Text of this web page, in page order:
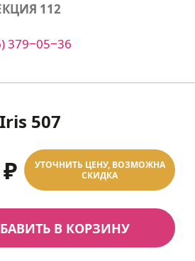
112
379‒05‒36
507
УТОЧНИТЬ ЦЕНУ, ВОЗМОЖНА
СКИДКА
В КОРЗИНУ